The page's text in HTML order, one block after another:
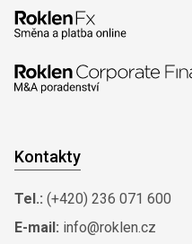
Kontakty
Tel.: (+420) 236 071 600
E-mail: info@roklen.cz